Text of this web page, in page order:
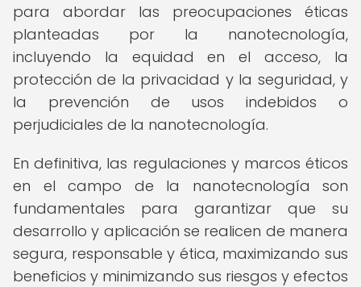
para abordar las preocupaciones éticas
planteadas por la nanotecnología,
incluyendo la equidad en el acceso, la
protección de la privacidad y la seguridad, y
la prevención de usos indebidos o
perjudiciales de la nanotecnología.
En definitiva, las regulaciones y marcos éticos
en el campo de la nanotecnología son
fundamentales para garantizar que su
desarrollo y aplicación se realicen de manera
segura, responsable y ética, maximizando sus
beneficios y minimizando sus riesgos y efectos